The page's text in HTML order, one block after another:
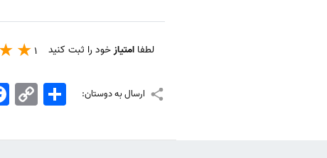
لطفا امتیازخود را ثبت کنید 1
ارسال به دوستان: Copy
Link
اشتراک